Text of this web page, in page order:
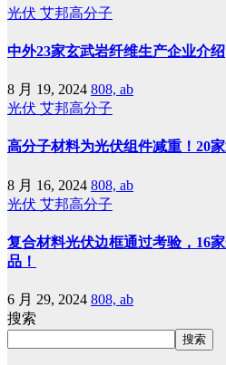
光伏 艾邦高分子
中外23家玄武岩纤维生产企业介绍
8 月 19, 2024 808, ab
光伏 艾邦高分子
高分子材料为光伏组件减重！20
8 月 16, 2024 808, ab
光伏 艾邦高分子
复合材料光伏边框通过考验，16
品！
6 月 29, 2024 808, ab
搜索
搜索